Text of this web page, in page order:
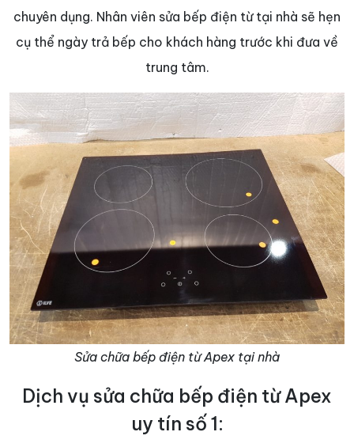
chuyên dụng. Nhân viên sửa bếp điện từ tại nhà sẽ hẹn
cụ thể ngày trả bếp cho khách hàng trước khi đưa về
trung tâm.
Sửa chữa bếp điện từ Apex tại nhà
Dịch vụ sửa chữa bếp điện từ Apex
uy tín số 1: